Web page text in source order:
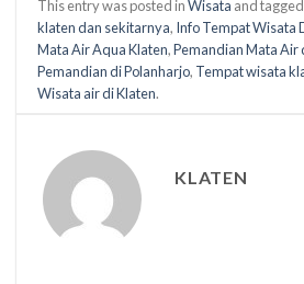
This entry was posted inWisata and
klaten dan sekitarnya, Info Tempat Wisata
Mata Air Aqua Klaten,Pemandian Mata Air
Pemandian di Polanharjo, Tempat wisata
Wisata air di Klaten.
KLATEN